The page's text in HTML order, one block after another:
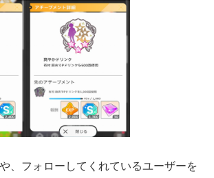
、フォローしてくれているユーザーを